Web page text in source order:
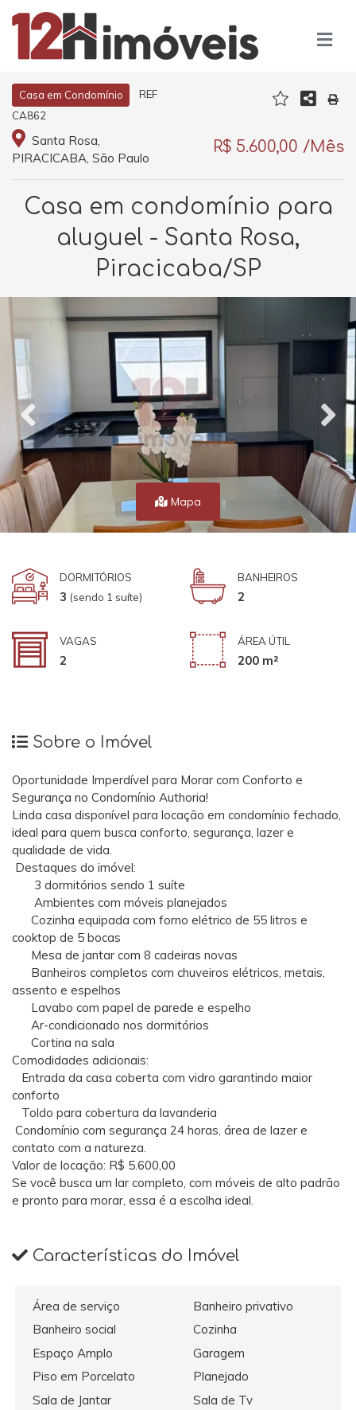
Casa em Condomínio
REF
CA862
Santa Rosa,
PIRACICABA, São Paulo
R$ 5.600,00 /Mês
Casa em condomínio para
aluguel - Santa Rosa,
Piracicaba/SP
Mapa
DORMITÓRIOS
3 (sendo 1 suíte)
BANHEIROS
2
VAGAS
2
ÁREA ÚTIL
200 m²
Sobre o Imóvel
Oportunidade Imperdível para Morar com Conforto e
Segurança no Condomínio Authoria!
Linda casa disponível para locação em condomínio fechado,
ideal para quem busca conforto, segurança, lazer e
qualidade de vida.
Destaques do imóvel:
3 dormitórios sendo 1 suíte
Ambientes com móveis planejados
Cozinha equipada com forno elétrico de 55 litros e
cooktop de 5 bocas
Mesa de jantar com 8 cadeiras novas
Banheiros completos com chuveiros elétricos, metais,
assento e espelhos
Lavabo com papel de parede e espelho
Ar-condicionado nos dormitórios
Cortina na sala
Comodidades adicionais:
Entrada da casa coberta com vidro garantindo maior
conforto
Toldo para cobertura da lavanderia
Condomínio com segurança 24 horas, área de lazer e
contato com a natureza.
Valor de locação: R$ 5.600,00
Se você busca um lar completo, com móveis de alto padrão
e pronto para morar, essa é a escolha ideal.
Características do Imóvel
Área de serviço
Banheiro privativo
Banheiro social
Cozinha
Espaço Amplo
Garagem
Piso em Porcelato
Planejado
Sala de Jantar
Sala de Tv